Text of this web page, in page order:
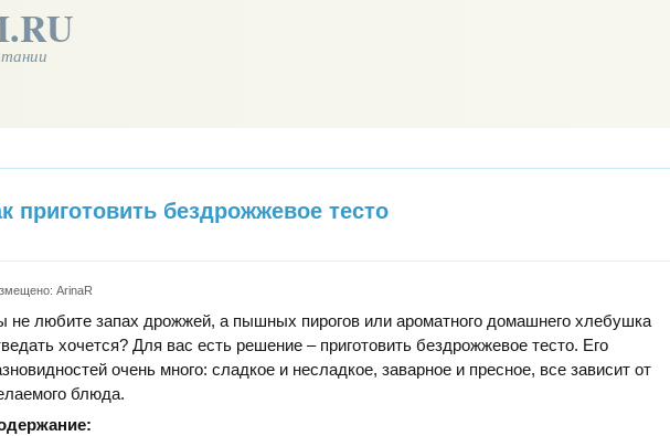
приготовить бездрожжевое тесто
ArinaR
не любите запах дрожжей, а пышных пирогов или ароматного домашнего хлебушка
хочется? Для вас есть решение – приготовить бездрожжевое тесто. Его
очень много: сладкое и несладкое, заварное и пресное, все зависит от
блюда.